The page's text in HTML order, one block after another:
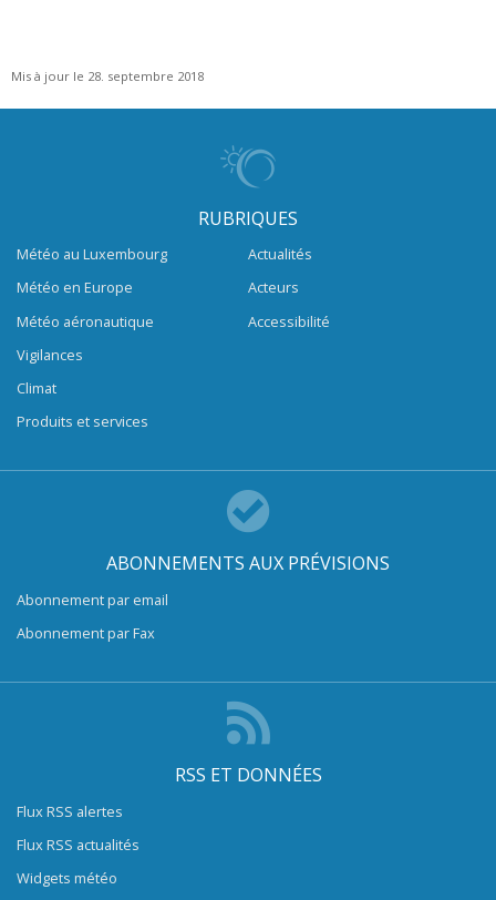
Mis à jour le 28. septembre 2018
RUBRIQUES
Météo au Luxembourg
Météo en Europe
Météo aéronautique
Vigilances
Climat
Produits et services
Actualités
Acteurs
Accessibilité
ABONNEMENTS AUX PRÉVISIONS
Abonnement par email
Abonnement par Fax
RSS ET DONNÉES
Flux RSS alertes
Flux RSS actualités
Widgets météo